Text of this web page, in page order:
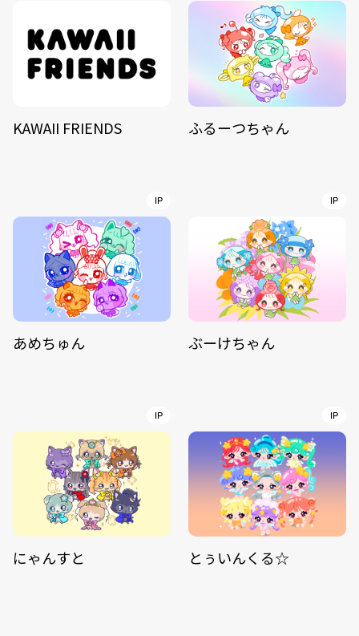
KAWAII FRIENDS ふるーつちゃん
IP
あめちゅん
IP
ぶーけちゃん
IP
にゃんすと
IP
とぅいんくる☆